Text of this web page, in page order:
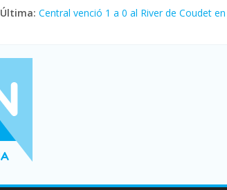
Última: Central venció 1 a 0 al River de Coudet
Vacaciones de invierno con más
Fuerte caída de la venta de autos